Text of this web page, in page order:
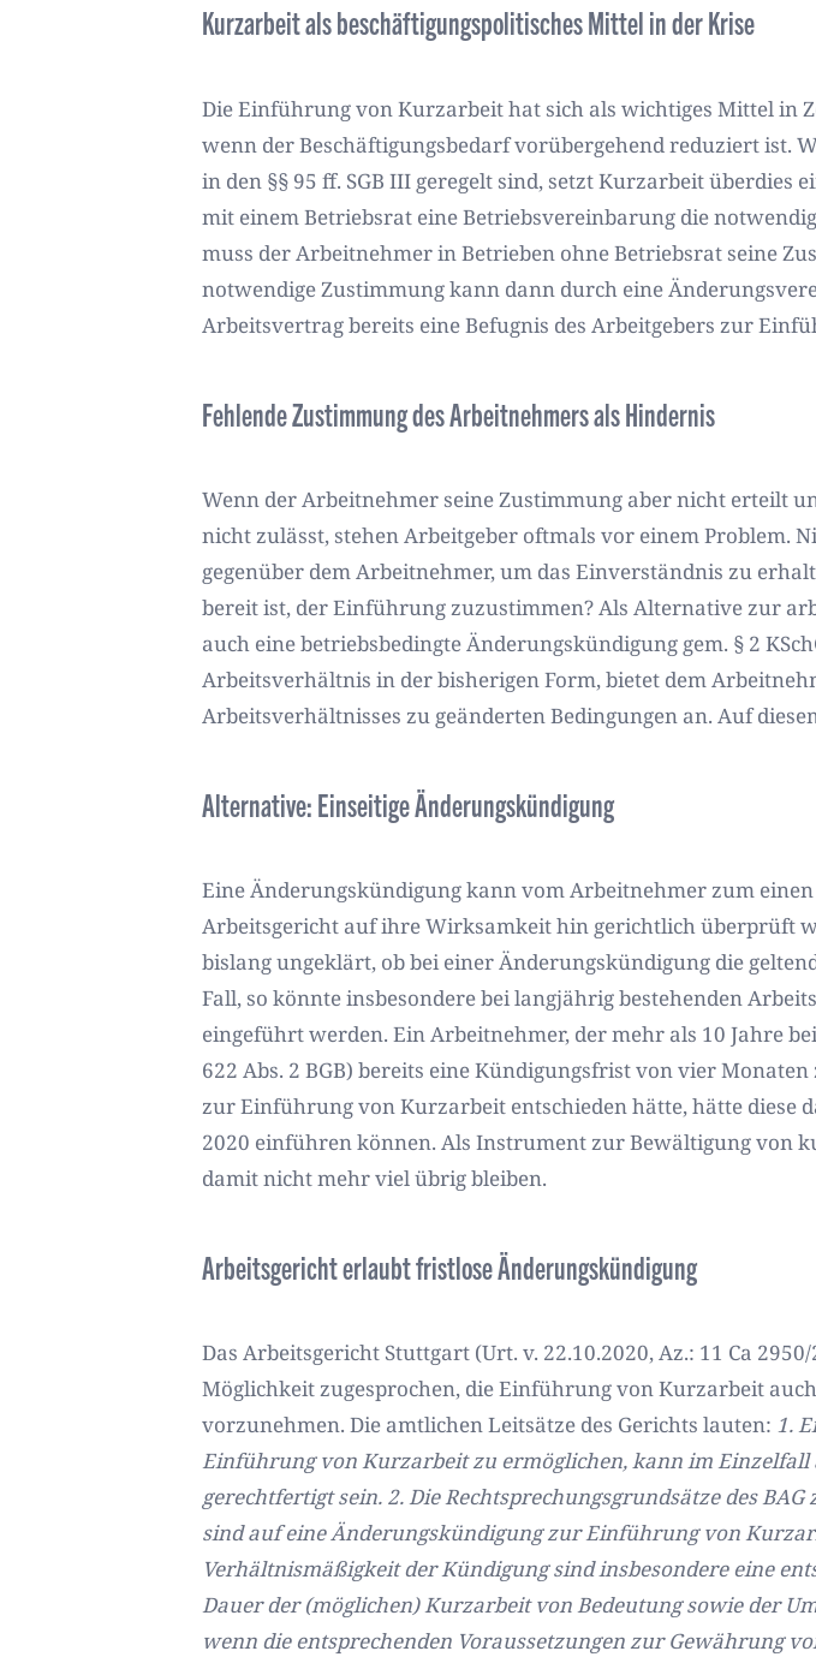
Kurzarbeit als beschäftigungspolitisches Mittel in der Krise
Die Einführung von Kurzarbeit hat sich als wichtiges Mittel in
wenn der Beschäftigungsbedarf vorübergehend reduziert ist.
in den §§ 95 ff. SGB III geregelt sind, setzt Kurzarbeit
mit einem Betriebsrat eine Betriebsvereinbarung die
muss der Arbeitnehmer in Betrieben ohne Betriebsrat seine
notwendige Zustimmung kann dann durch eine
Arbeitsvertrag bereits eine Befugnis des Arbeitgebers zur
Fehlende Zustimmung des Arbeitnehmers als Hindernis
Wenn der Arbeitnehmer seine Zustimmung aber nicht erteilt
nicht zulässt, stehen Arbeitgeber oftmals vor einem Problem.
gegenüber dem Arbeitnehmer, um das Einverständnis zu
bereit ist, der Einführung zuzustimmen? Als Alternative zur
auch eine betriebsbedingte Änderungskündigung gem. § 2
Arbeitsverhältnis in der bisherigen Form, bietet dem
Arbeitsverhältnisses zu geänderten Bedingungen an. Auf
Alternative: Einseitige Änderungskündigung
Eine Änderungskündigung kann vom Arbeitnehmer zum
Arbeitsgericht auf ihre Wirksamkeit hin gerichtlich überprüft
bislang ungeklärt, ob bei einer Änderungskündigung die
Fall, so könnte insbesondere bei langjährig bestehenden
eingeführt werden. Ein Arbeitnehmer, der mehr als 10 Jahre
622 Abs. 2 BGB) bereits eine Kündigungsfrist von vier
zur Einführung von Kurzarbeit entschieden hätte, hätte diese
2020 einführen können. Als Instrument zur Bewältigung von
damit nicht mehr viel übrig bleiben.
Arbeitsgericht erlaubt fristlose Änderungskündigung
Das Arbeitsgericht Stuttgart (Urt. v. 22.10.2020, Az.: 11 Ca
Möglichkeit zugesprochen, die Einführung von Kurzarbeit
vorzunehmen. Die amtlichen Leitsätze des Gerichts lauten: 1.
Einführung von Kurzarbeit zu ermöglichen, kann im Einzelfall
gerechtfertigt sein. 2.Die Rechtsprechungsgrundsätze des
sind auf eine Änderungskündigung zur Einführung von
Verhältnismäßigkeit der Kündigung sind insbesondere eine
Dauer der (möglichen) Kurzarbeit von Bedeutung sowie der
wenn die entsprechenden Voraussetzungen zur Gewährung